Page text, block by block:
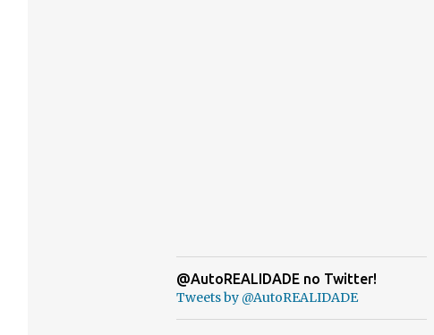
@AutoREALIDADE no Twitter!
Tweets by @AutoREALIDADE